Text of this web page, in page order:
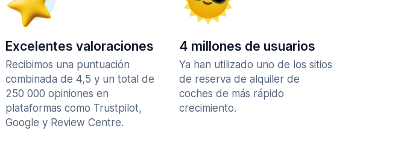
Excelentes valoraciones
Recibimos una puntuación
combinada de 4,5 y un total de
250 000 opiniones en
plataformas como Trustpilot,
Google y Review Centre.
4 millones de usuarios
Ya han utilizado uno de los sitios
de reserva de alquiler de
coches de más rápido
crecimiento.